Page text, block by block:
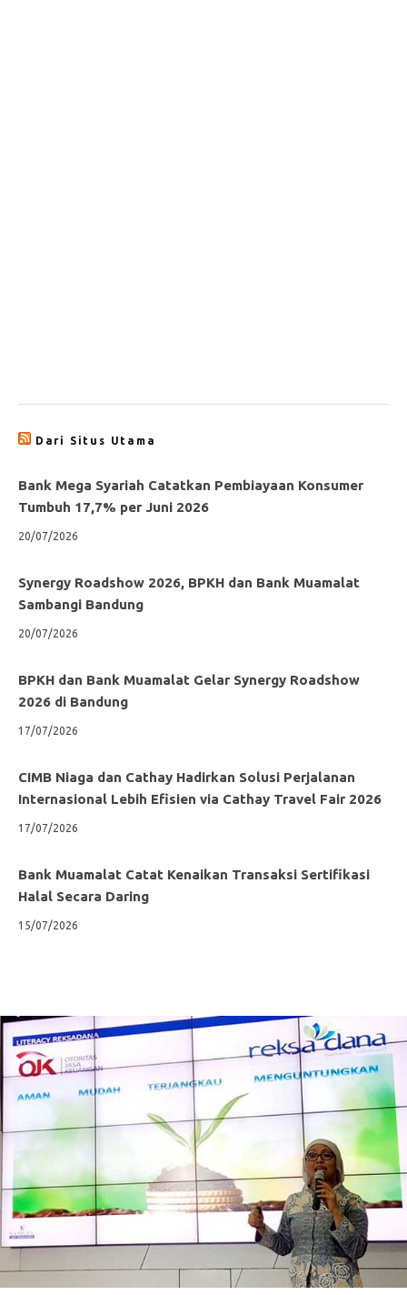
Dari Situs Utama
Bank Mega Syariah Catatkan Pembiayaan Konsumer
Tumbuh 17,7% per Juni 2026
20/07/2026
Synergy Roadshow 2026, BPKH dan Bank Muamalat
Sambangi Bandung
20/07/2026
BPKH dan Bank Muamalat Gelar Synergy Roadshow
2026 di Bandung
17/07/2026
CIMB Niaga dan Cathay Hadirkan Solusi Perjalanan
Internasional Lebih Efisien via Cathay Travel Fair 2026
17/07/2026
Bank Muamalat Catat Kenaikan Transaksi Sertifikasi
Halal Secara Daring
15/07/2026